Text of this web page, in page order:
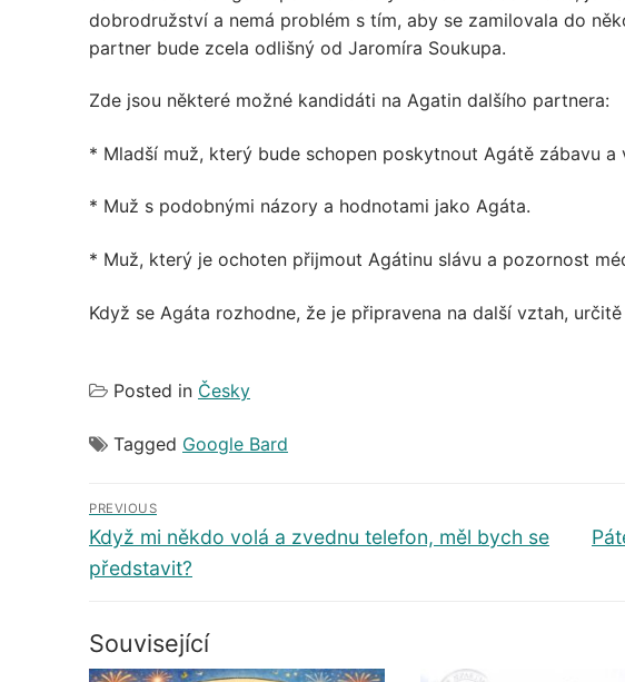
dobrodružství a nemá problém s tím, aby se zamilovala do
partner bude zcela odlišný od Jaromíra Soukupa.
Zde jsou některé možné kandidáti na Agatin dalšího partnera:
* Mladší muž, který bude schopen poskytnout Agátě zábavu a
* Muž s podobnými názory a hodnotami jako Agáta.
* Muž, který je ochoten přijmout Agátinu slávu a pozornost
Když se Agáta rozhodne, že je připravena na další vztah,
Posted in Česky
Tagged Google Bard
Navigace
pro
příspěvek
PREVIOUS
Předchozí
příspěvek
Když mi někdo volá a zvednu telefon, měl bych se
představit?
Související